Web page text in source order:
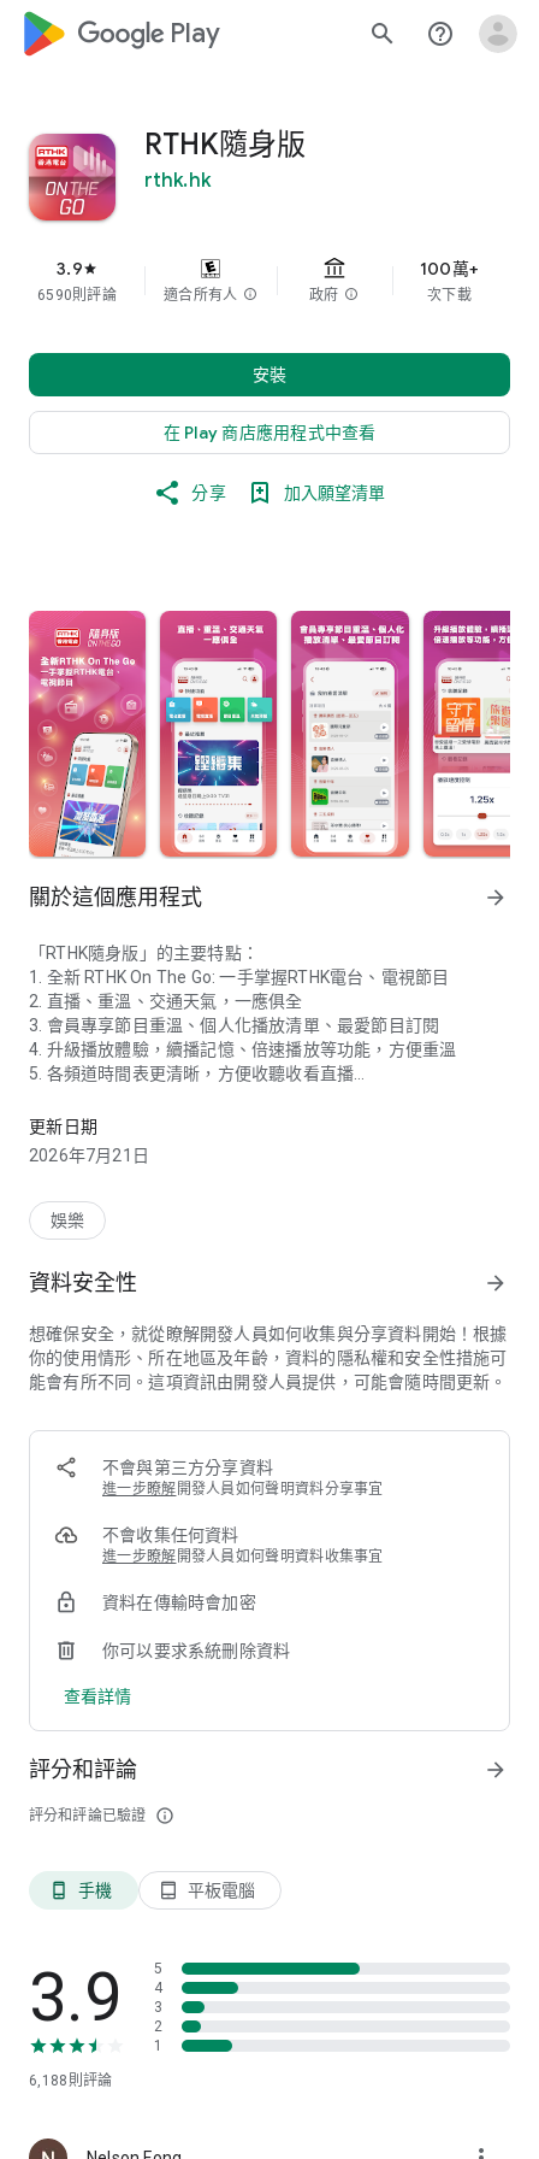
google_logo Play search help_outline
RTHK隨身版
rthk.hk
3.9star
6590則評論 適合所有人 info 政府 info
100萬+
次下載
安裝
在 Play 商店應用程式中查看
分享 加入願望清單
關於這個應用程式 arrow_forward
「RTHK隨身版」的主要特點：
1. 全新 RTHK On The Go: 一手掌握RTHK電台、電視節目
2. 直播、重溫、交通天氣，一應俱全
3. 會員專享節目重溫、個人化播放清單、最愛節目訂閱
4. 升級播放體驗，續播記憶、倍速播放等功能，方便重溫
5. 各頻道時間表更清晰，方便收聽收看直播
主要功能
清晰簡明的新設計，按掣快捷易用，了解重點推薦節目，收聽及
觀看記錄一目了然。
2. 電台直播
3. 電視節目直播
收看5個電視頻道直播，隨身追蹤精彩的直播電視節目。
4. 免費成為會員 專享個人化體驗
會員可重溫1年內的電台及電視節目(受版權限制內容除外)，更
可建立個人化播放清單(自訂清單名稱)及訂閱最愛節目。
5. 天氣資訊及交通消息
即時天氣資訊及9天預報，及重點交通消息，盡在掌握。
6. 升級播放體驗
等功能，重溫更方便，同時可自選音訊及字幕，體驗全面到位。
7. 貼心功能
各頻道時間表一覽無遺，分享心水節目、提升互動趣味，更附設
版權：
人或家居觀看或聆聽之用，絕不可作其他用途。本應用程式提供
過往12個月的節目重溫，受版權限制內容除外。香港電台保留最
本應用程式採用無障礙流動應用程式設計，如對「RTHK隨身
版」應用程式有任何查詢或意見，請電郵至
webmaster@rthk.gov.hk 聯絡我們。
更新日期
2026年7月21日
娛樂
資料安全性 arrow_forward
想確保安全，就從瞭解開發人員如何收集與分享資料開始！根據
你的使用情形、所在地區及年齡，資料的隱私權和安全性措施可
能會有所不同。這項資訊由開發人員提供，可能會隨時間更新。
不會與第三方分享資料
進一步瞭解 開發人員如何聲明資料分享事宜
不會收集任何資料
進一步瞭解 開發人員如何聲明資料收集事宜
資料在傳輸時會加密
你可以要求系統刪除資料
查看詳情
評分和評論
評分和評論已驗證 info_outline
arrow_forward
phone_android 手機 tablet_android 平板電腦
3.9
6,188 則評論
5
4
3
2
1